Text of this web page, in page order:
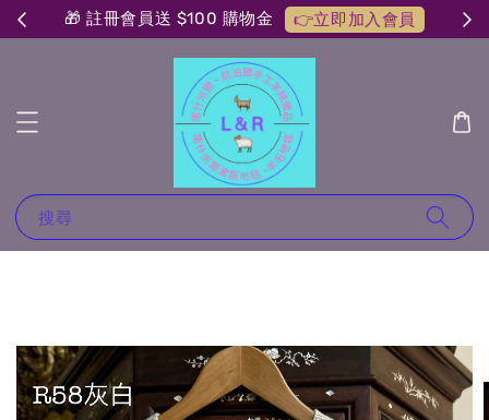
🎁 註冊會員送 $100 購物金 👉立即加入會員
搜尋